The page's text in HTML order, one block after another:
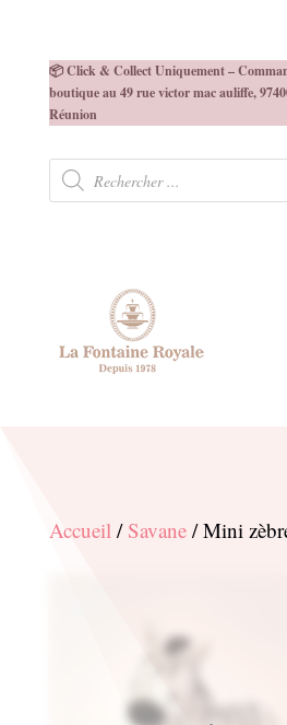
📦 Click & Collect Uniquement –
boutique au 49 rue victor mac auliffe,
Réunion
Recherche
produits
Accueil/ Savane/ Mini